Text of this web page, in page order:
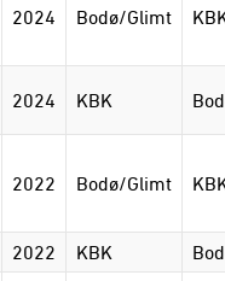
2024 Bodø/Glimt
2024 KBK
2022 Bodø/Glimt
2022 KBK